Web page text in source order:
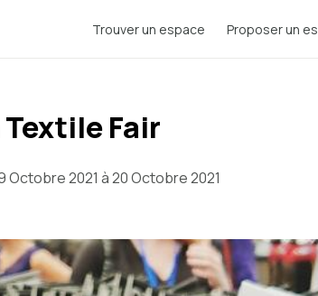
Trouver un espace Proposer un
Fair
Octobre 2021 à 20 Octobre 2021